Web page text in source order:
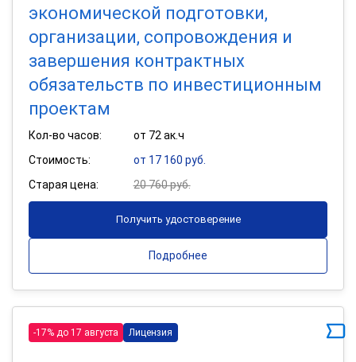
экономической подготовки,
организации, сопровождения и
завершения контрактных
обязательств по инвестиционным
проектам
Кол-во часов:
от 72 ак.ч
Стоимость:
от 17 160 руб.
Старая цена:
20 760 руб.
Получить удостоверение
Подробнее
-17% до 17 августа Лицензия